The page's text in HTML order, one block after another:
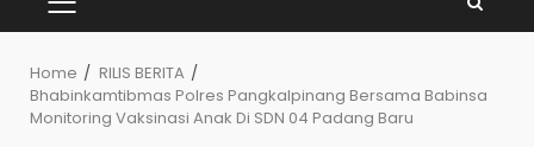
PRIMARY
MENU
Home
RILIS BERITA
Bhabinkamtibmas Polres Pangkalpinang Bersama Babinsa
Monitoring Vaksinasi Anak Di SDN 04 Padang Baru